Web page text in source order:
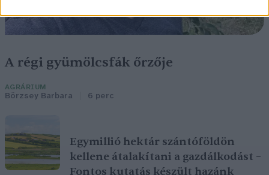
A régi gyümölcsfák őrzője
AGRÁRIUM
Börzsey Barbara 6 perc
Egymillió hektár szántóföldön
kellene átalakítani a gazdálkodást –
Fontos kutatás készült hazánk